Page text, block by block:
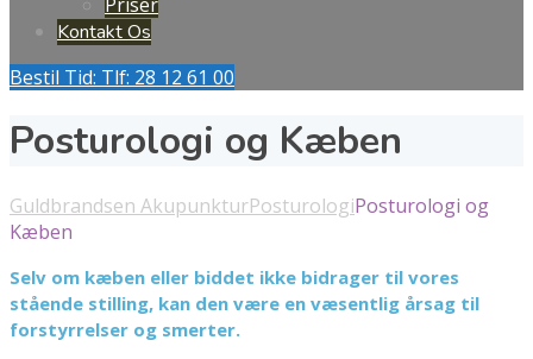
Kontakt Os
Bestil Tid: Tlf: 28 12 61 00
Posturologi og Kæben
Guldbrandsen AkupunkturPosturologiPosturologi og
Kæben
Selv om kæben eller biddet ikke bidrager til vores
stående stilling, kan den være en væsentlig årsag til
forstyrrelser og smerter.